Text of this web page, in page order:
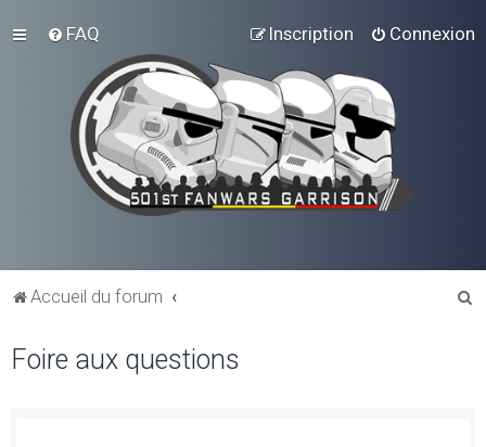
FAQ Connexion
Inscription
Accueil du forum
Foire aux questions